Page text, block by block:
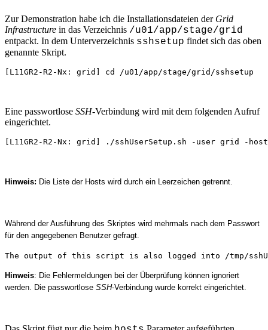
Zur Demonstration habe ich die Installationsdateien der Grid
Infrastructure in das Verzeichnis /u01/app/stage/grid
entpackt. In dem Unterverzeichnis sshsetup findet sich das oben
genannte Skript.
[L11GR2-R2-Nx: grid] cd /u01/app/stage/grid/sshsetup
Eine passwortlose SSH-Verbindung wird mit dem folgenden Aufruf
eingerichtet.
[L11GR2-R2-Nx: grid] ./sshUserSetup.sh -user grid -hosts
Hinweis: Die Liste der Hosts wird durch ein Leerzeichen getrennt.
Während der Ausführung des Skriptes wird mehrmals nach dem Passwort
für den angegebenen Benutzer gefragt.
The output of this script is also logged into /tmp/
Hinweis: Die Fehlermeldungen bei der Überprüfung können ignoriert
werden. Die passwortlose SSH-Verbindung wurde korrekt eingerichtet.